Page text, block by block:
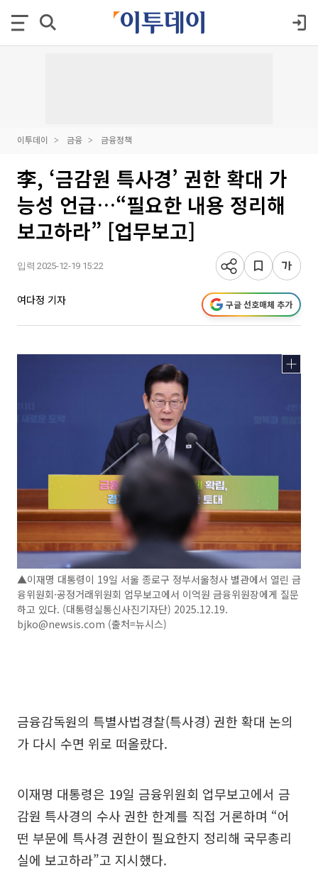
이투데이 금융 금융정책
李, ‘금감원 특사경’ 권한 확대 가
능성 언급…“필요한 내용 정리해
보고하라” [업무보고]
입력 2025-12-19 15:22
여다정 기자 구글 선호매체 추가
▲이재명 대통령이 19일 서울 종로구 정부서울청사 별관에서 열린 금
융위원회·공정거래위원회 업무보고에서 이억원 금융위원장에게 질문
하고 있다. (대통령실통신사진기자단) 2025.12.19.
bjko@newsis.com (출처=뉴시스)
금융감독원의 특별사법경찰(특사경) 권한 확대 논의
가 다시 수면 위로 떠올랐다.
이재명 대통령은 19일 금융위원회 업무보고에서 금
감원 특사경의 수사 권한 한계를 직접 거론하며 “어
떤 부문에 특사경 권한이 필요한지 정리해 국무총리
실에 보고하라”고 지시했다.